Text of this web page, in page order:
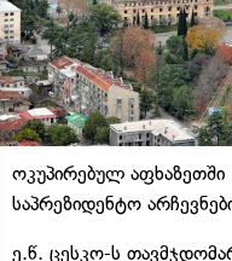
ოკუპირებულ
საპრეზიდენტო
ე.წ. ცესკო-ს